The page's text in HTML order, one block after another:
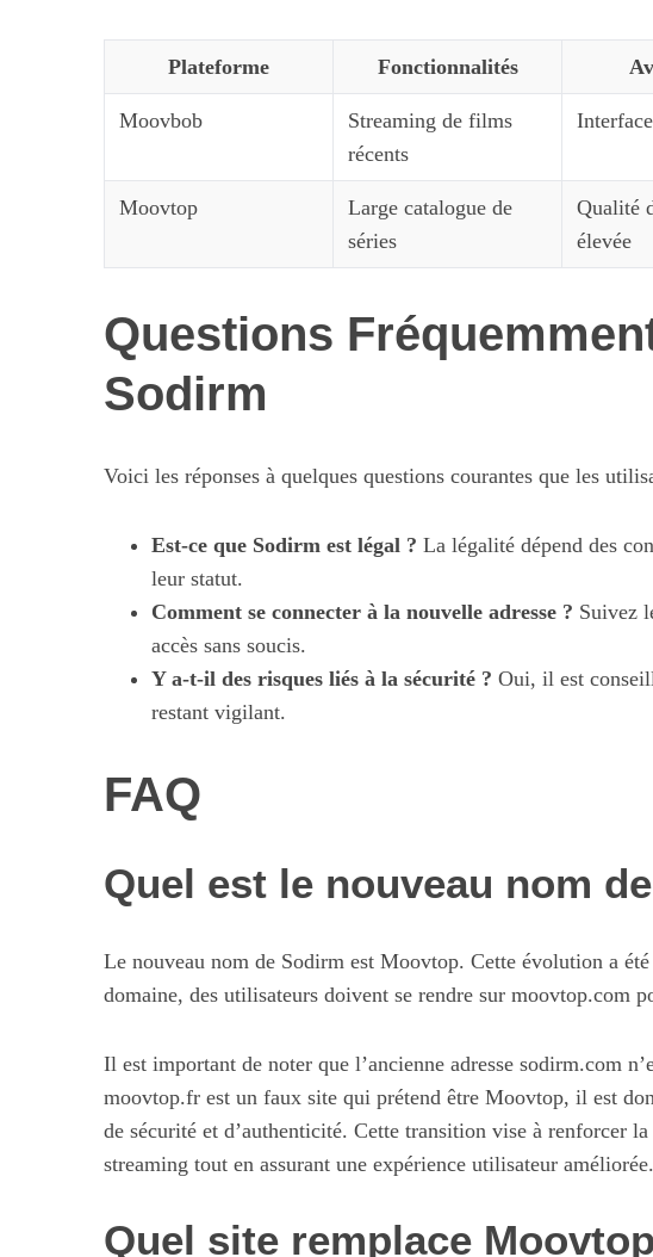
Plateforme Fonctionnalités
Moovbob
Streaming de films
récents
Moovtop
Large catalogue de
séries
Qualité
élevée
Questions
Sodirm
Voici les réponses à quelques questions courantes que les
Est-ce que Sodirm est légal ? La légalité dépend des
leur statut.
Comment se connecter à la nouvelle adresse ? Suivez
accès sans soucis.
Y a-t-il des risques liés à la sécurité ? Oui, il est
restant vigilant.
FAQ
Quel est le nouveau nom
Le nouveau nom de Sodirm est Moovtop. Cette évolution a été
domaine, des utilisateurs doivent se rendre sur moovtop.com
Il est important de noter que l’ancienne adresse sodirm.com
moovtop.fr est un faux site qui prétend être Moovtop, il est
de sécurité et d’authenticité. Cette transition vise à renforcer
streaming tout en assurant une expérience utilisateur améliorée.
Quel site remplace